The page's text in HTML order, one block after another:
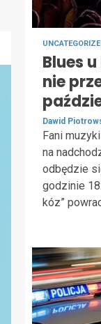
Blues
nie
Dawid
Fani
na
odbędzie
godzinie
kóz”